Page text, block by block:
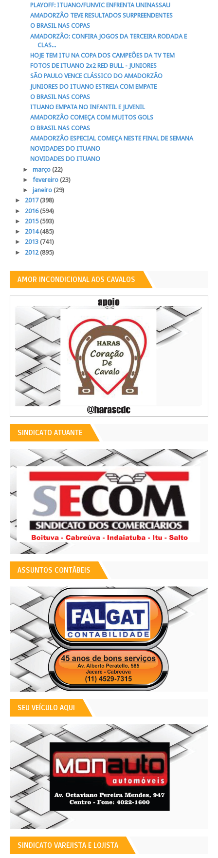
PLAYOFF: ITUANO/FUNVIC ENFRENTA UNINASSAU
AMADORZÃO TEVE RESULTADOS SURPREENDENTES
O BRASIL NAS COPAS
AMADORZÃO: CONFIRA JOGOS DA TERCEIRA RODADA E
CLAS...
HOJE TEM ITU NA COPA DOS CAMPEÕES DA TV TEM
FOTOS DE ITUANO 2x2 RED BULL - JUNIORES
SÃO PAULO VENCE CLÁSSICO DO AMADORZÃO
JUNIORES DO ITUANO ESTREIA COM EMPATE
O BRASIL NAS COPAS
ITUANO EMPATA NO INFANTIL E JUVENIL
AMADORZÃO COMEÇA COM MUITOS GOLS
O BRASIL NAS COPAS
AMADORZÃO ESPECIAL COMEÇA NESTE FINAL DE SEMANA
NOVIDADES DO ITUANO
NOVIDADES DO ITUANO
► março (22)
► fevereiro (23)
► janeiro (29)
► 2017(398)
► 2016(594)
► 2015(593)
► 2014(485)
► 2013 (741)
► 2012(895)
AMOR INCONDICIONAL AOS CAVALOS
SINDICATO ATUANTE
ASSUNTOS CONTÁBEIS
SEU VEÍCULO AQUI
SINDICATO VAREJISTA E LOJISTA